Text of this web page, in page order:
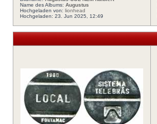
Name des Albums: Augustus
Hochgeladen von: lionhead
Hochgeladen: 23. Jun 2025, 12:49